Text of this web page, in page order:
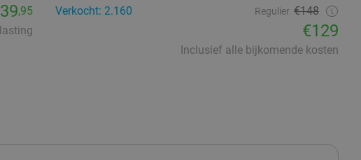
,95
Verkocht: 2.160
Regulier €148
€129
Inclusief alle bijkomende kosten